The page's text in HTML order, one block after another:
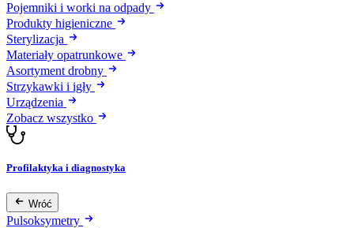
Pojemniki i worki na odpady
Produkty higieniczne
Sterylizacja
Materiały opatrunkowe
Asortyment drobny
Strzykawki i igły
Urządzenia
Zobacz wszystko
Profilaktyka i diagnostyka
Wróć
Pulsoksymetry